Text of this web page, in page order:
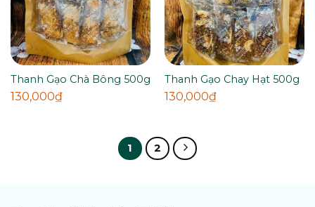
Thanh Gạo Chà Bông 500g
130,000₫
Thanh Gạo Chay Hạt 500g
130,000₫
1 2